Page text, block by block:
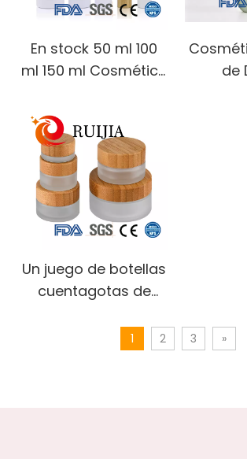
plástico con tapa de
En stock 50 ml 100
ml 150 ml Cosmético
personal Perfume
Loción de tóner
Embalaje Botella de
bomba de
pulverización de
niebla de plástico
de
Un juego de botellas
cuentagotas de
cuidado personal de
la piel, color negro,
1 2 3 »